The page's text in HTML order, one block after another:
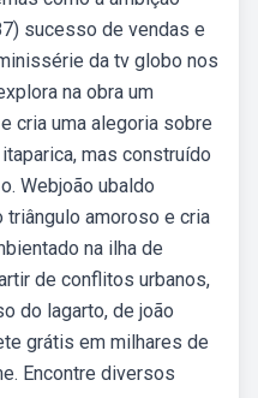
sucesso de vendas e
da tv globo nos
na obra um
cria uma alegoria sobre
mas construído
Webjoão ubaldo
triângulo amoroso e cria
na ilha de
de conflitos urbanos,
do lagarto, de joão
grátis em milhares de
Encontre diversos